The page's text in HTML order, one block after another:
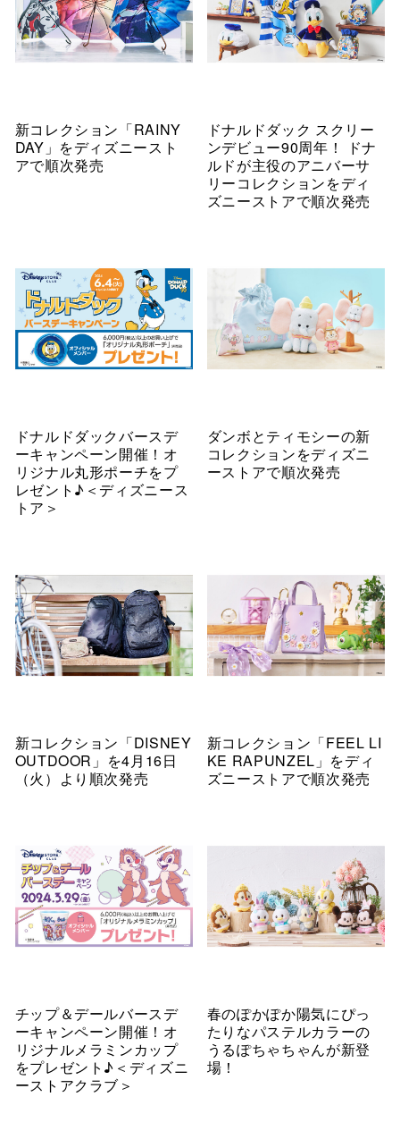
新コレクション「RAINY
DAY」をディズニースト
アで順次発売
ドナルドダック スクリー
ンデビュー90周年！ ドナ
ルドが主役のアニバーサ
リーコレクションをディ
ズニーストアで順次発売
ドナルドダックバースデ
ーキャンペーン開催！オ
リジナル丸形ポーチをプ
レゼント♪＜ディズニース
トア＞
ダンボとティモシーの新
コレクションをディズニ
ーストアで順次発売
新コレクション「DISNEY
OUTDOOR」を4月16日
（火）より順次発売
新コレクション「FEEL LI
KE RAPUNZEL」をディ
ズニーストアで順次発売
チップ＆デールバースデ
ーキャンペーン開催！オ
リジナルメラミンカップ
をプレゼント♪＜ディズニ
ーストアクラブ＞
春のぽかぽか陽気にぴっ
たりなパステルカラーの
うるぽちゃちゃんが新登
場！